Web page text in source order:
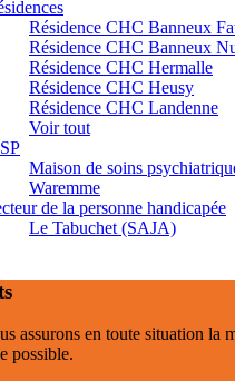
Résidence CHC Banneux
Résidence CHC Banneux
Résidence CHC Hermalle
Résidence CHC Heusy
Résidence CHC Landenne
Voir tout
Maison de soins
Waremme
de la personne handicapée
Le Tabuchet (SAJA)
assurons en toute situation la
possible.